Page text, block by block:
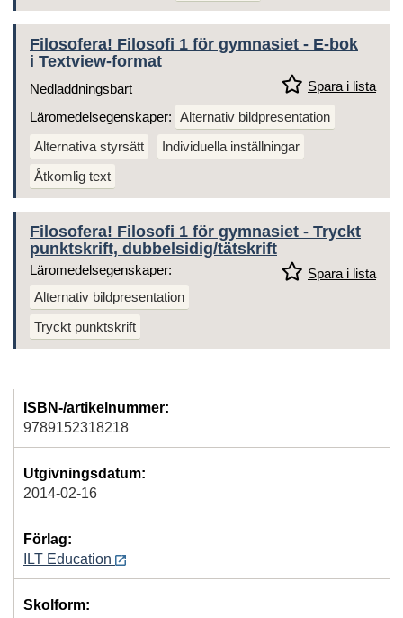
Filosofera! Filosofi 1 för gymnasiet - E-bok
i Textview-format
Spara i lista
Nedladdningsbart
Läromedelsegenskaper: Alternativ bildpresentation
Alternativa styrsätt
Individuella inställningar
Åtkomlig text
Filosofera! Filosofi 1 för gymnasiet - Tryckt
punktskrift, dubbelsidig/tätskrift
Spara i lista
Läromedelsegenskaper:
Alternativ bildpresentation
Tryckt punktskrift
ISBN-/artikelnummer:
9789152318218
Utgivningsdatum:
2014-02-16
Förlag:
ILT Education
Skolform: